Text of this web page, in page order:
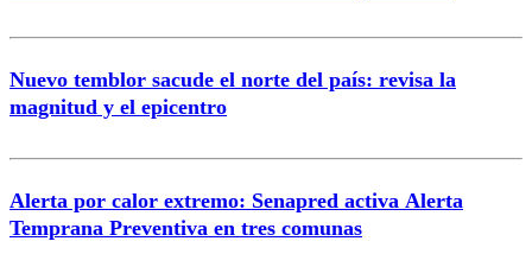
Nuevo temblor sacude el norte del país: revisa la
magnitud y el epicentro
Alerta por calor extremo: Senapred activa Alerta
Temprana Preventiva en tres comunas